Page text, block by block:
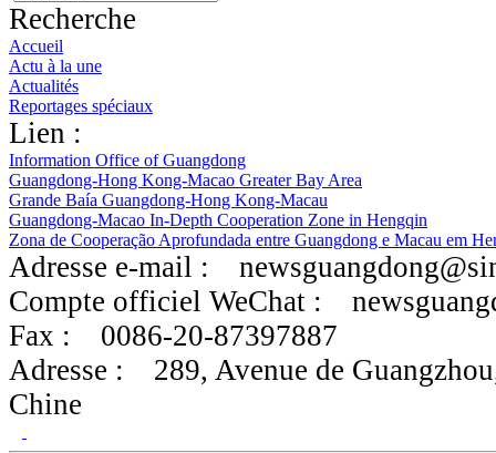
Recherche
Accueil
Actu à la une
Actualités
Reportages spéciaux
Lien :
Information Office of Guangdong
Guangdong-Hong Kong-Macao Greater Bay Area
Grande Baía Guangdong-Hong Kong-Macau
Guangdong-Macao In-Depth Cooperation Zone in Hengqin
Zona de Cooperação Aprofundada entre Guangdong e Macau em
Adresse e-mail :
Compte officiel WeChat :
Fax :
0086-20-87397887
Adresse :
289, Avenue de
Chine